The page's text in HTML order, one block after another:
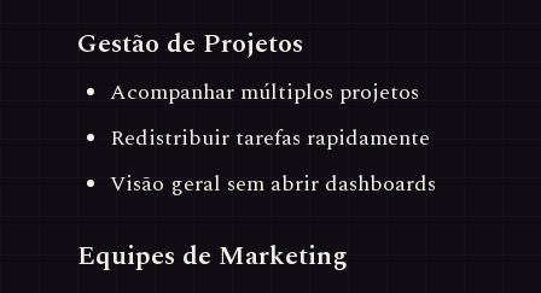
Gestão de Projetos
Acompanhar múltiplos projetos
Redistribuir tarefas rapidamente
Visão geral sem abrir dashboards
Equipes de Marketing